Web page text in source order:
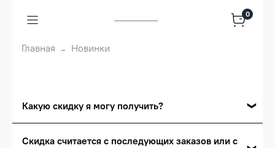
0
Главная Новинки
Какую скидку я могу получить?
Скидка считается с последующих заказов или с